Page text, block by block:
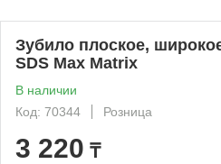
Зубило плоское,
SDS Max Matrix
В наличии
Код: 70344
Розница
3 220 ₸